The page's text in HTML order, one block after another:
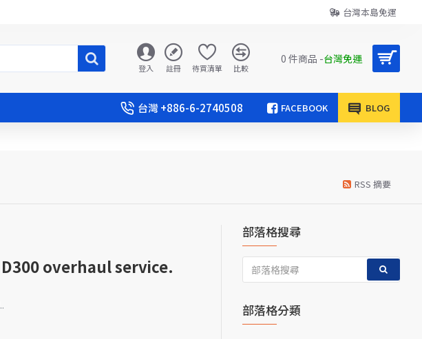
台灣本島免運
登入 註冊 待買清單 比較
0 件商品 -台灣免運
台灣 +886-6-2740508 FACEBOOK BLOG
RSS 摘要
D300 overhaul service.
部落格搜尋
部落格分類